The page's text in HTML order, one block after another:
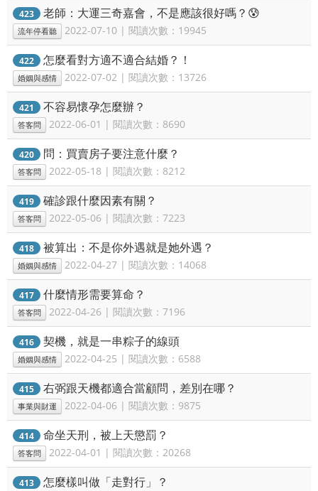
423 老師：大運三奇嘉會，不是應該很好嗎？😰
流年停看聽 2022-07-10 | 閱讀次數：19945
422 怎麼看對方適不適合結婚？！
婚姻與感情 2022-07-02 | 閱讀次數：13726
421 不容易懷孕怎麼辦？
答客問 2022-06-01 | 閱讀次數：8690
420 問：買賣房子要注意什麼？
答客問 2022-05-18 | 閱讀次數：8212
419 確診跟什麼因素有關？
答客問 2022-05-06 | 閱讀次數：7223
418 被算出：不是你外遇就是她外遇？
婚姻與感情 2022-04-27 | 閱讀次數：14068
417 什麼情形需要算命？
答客問 2022-04-26 | 閱讀次數：7196
416 契機，就是一串粽子的線頭
婚姻與感情 2022-04-25 | 閱讀次數：6588
415 右弼跟天機都適合當顧問，差別在哪？
事業與財運 2022-04-06 | 閱讀次數：9875
414 命坐天刑，被上天懲罰？
答客問 2022-04-01 | 閱讀次數：20268
413 怎麼樣叫做「走對行」？